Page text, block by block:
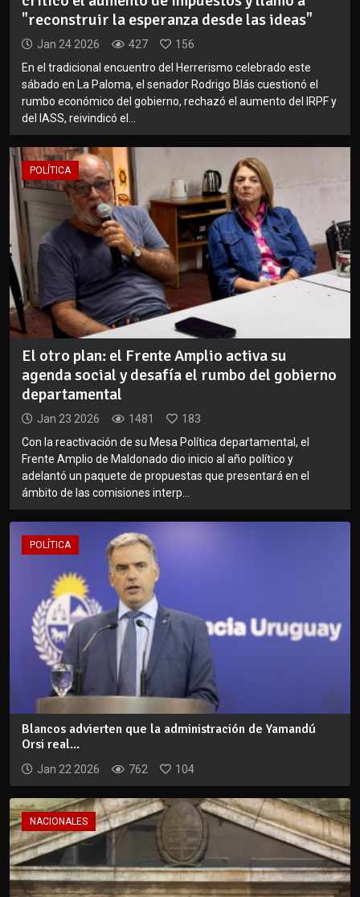
"reconstruir la esperanza desde las ideas"
Jan 24 2026 427
156
En el tradicional encuentro del Herrerismo celebrado este
sábado en La Paloma, el senador Rodrigo Blás cuestionó el
rumbo económico del gobierno, rechazó el aumento del IRPF y
del IASS, reivindicó el...
POLÍTICA
El otro plan: el Frente Amplio activa su
agenda social y desafía el rumbo del gobierno
departamental
Jan 23 2026 1481
183
Con la reactivación de su Mesa Política departamental, el
Frente Amplio de Maldonado dio inicio al año político y
adelantó un paquete de propuestas que presentará en el
ámbito de las comisiones interp...
POLÍTICA
Blancos advierten que la administración de Yamandú
Orsi real...
Jan 22 2026 762 104
NACIONALES